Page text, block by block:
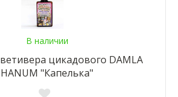
В наличии
цикадового DAMLA
HANUM "Капелька"